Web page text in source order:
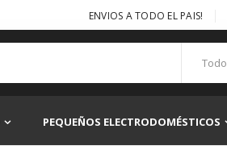
ENVIOS A TODO EL PAIS!
PEQUEÑOS ELECTRODOMÉSTICOS